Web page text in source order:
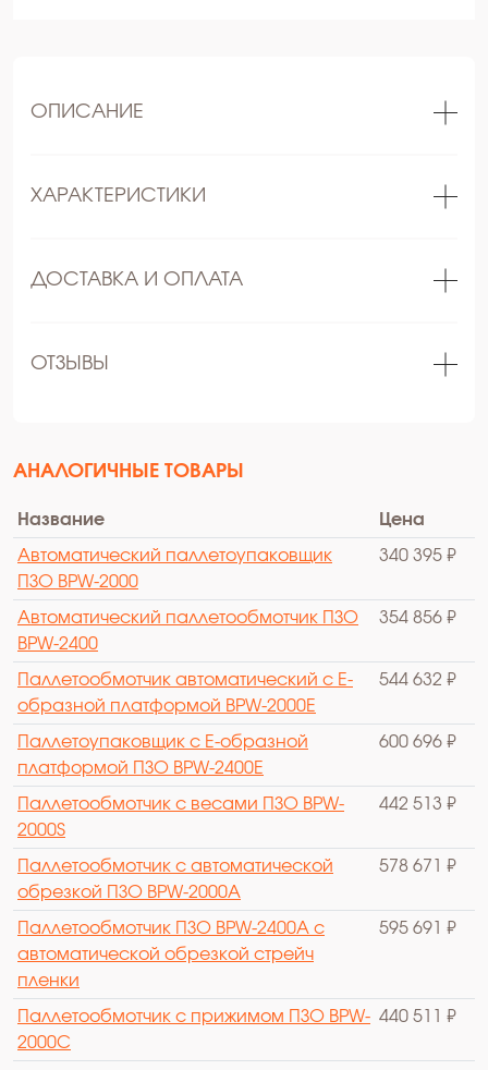
ОПИСАНИЕ
ХАРАКТЕРИСТИКИ
ДОСТАВКА И ОПЛАТА
ОТЗЫВЫ
АНАЛОГИЧНЫЕ ТОВАРЫ
Название Цена
Автоматический паллетоупаковщик
ПЗО BPW-2000
340 395 ₽
Автоматический паллетообмотчик ПЗО
BPW-2400
354 856 ₽
Паллетообмотчик автоматический с Е-
образной платформой BPW-2000E
544 632 ₽
Паллетоупаковщик с Е-образной
платформой ПЗО BPW-2400E
600 696 ₽
Паллетообмотчик с весами ПЗО BPW-
2000S
442 513 ₽
Паллетообмотчик с автоматической
обрезкой ПЗО BPW-2000A
578 671 ₽
Паллетообмотчик ПЗО BPW-2400A с
автоматической обрезкой стрейч
пленки
595 691 ₽
Паллетообмотчик с прижимом ПЗО BPW-
2000C
440 511 ₽